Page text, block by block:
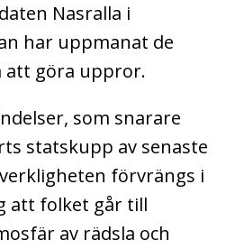
Nasralla i
har uppmanat de
att göra uppror.
som snarare
statskupp av senaste
förvrängs i
att folket går till
av rädsla och